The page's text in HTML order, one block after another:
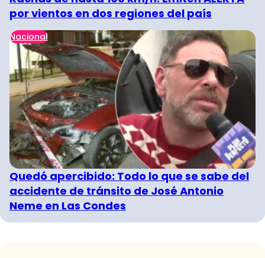
por vientos en dos regiones del país
Nacional
Quedó apercibido: Todo lo que se sabe del
accidente de tránsito de José Antonio
Neme en Las Condes